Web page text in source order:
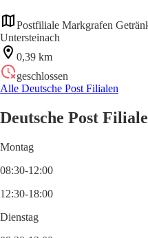
Postfiliale Markgrafen
Untersteinach
0,39 km
geschlossen
Alle Deutsche Post Filialen
Deutsche Post
Montag
08:30-12:00
12:30-18:00
Dienstag